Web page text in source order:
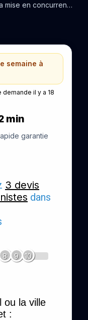
mise en concurrence
semaine à
demande il y a 18
min
garantie
3 devis
dans
8 9 10
ou la ville
: